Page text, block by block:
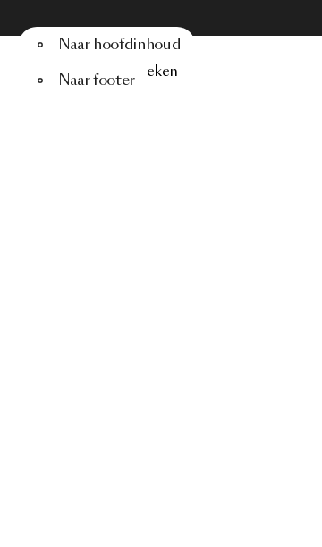
Naar hoofdinhoud
Naar footer
Menu Zoeken